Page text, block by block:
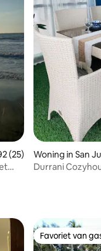
beoordeling
(25)
Woning in San
Durrani
Favoriet van
Favoriet van